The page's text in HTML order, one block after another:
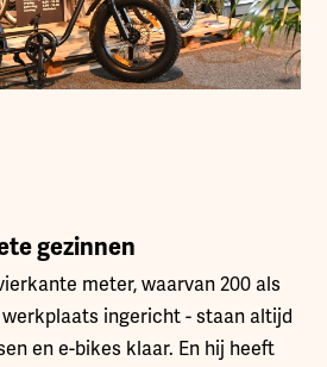
gezinnen
meter, waarvan 200 als
ingericht - staan altijd
en e-bikes klaar. En hij heeft